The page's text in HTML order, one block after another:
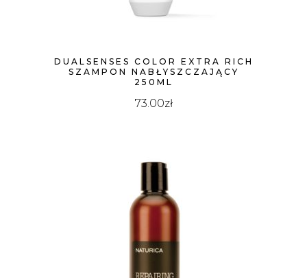
DUALSENSES COLOR EXTRA RICH
SZAMPON NABŁYSZCZAJĄCY
250ML
73.00zł